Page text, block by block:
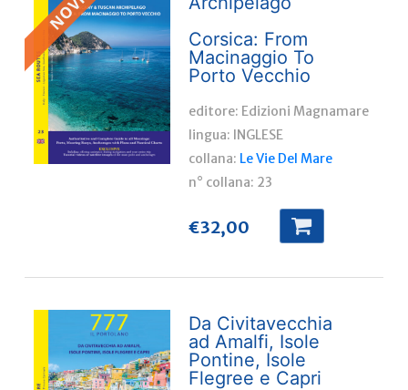
Corsica: From
Macinaggio To
Porto Vecchio
editore: Edizioni Magnamare
lingua: INGLESE
collana: Le Vie Del Mare
n° collana: 23
€32,00
Da Civitavecchia
ad Amalfi, Isole
Pontine, Isole
Flegree e Capri